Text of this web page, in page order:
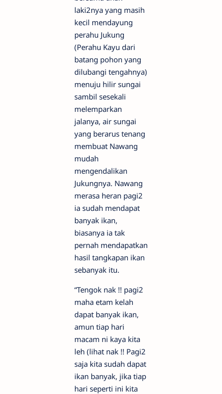
laki2nya yang masih
kecil mendayung
perahu Jukung
(Perahu Kayu dari
batang pohon yang
dilubangi tengahnya)
menuju hilir sungai
sambil sesekali
melemparkan
jalanya, air sungai
yang berarus tenang
membuat Nawang
mudah
mengendalikan
Jukungnya. Nawang
merasa heran pagi2
ia sudah mendapat
banyak ikan,
biasanya ia tak
pernah mendapatkan
hasil tangkapan ikan
sebanyak itu.
“Tengok nak !! pagi2
maha etam kelah
dapat banyak ikan,
amun tiap hari
macam ni kaya kita
leh (lihat nak !! Pagi2
saja kita sudah dapat
ikan banyak, jika tiap
hari seperti ini kita